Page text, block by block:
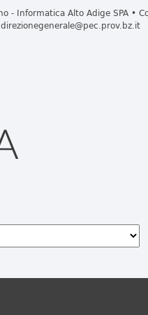
- Informatica Alto Adige SPA •